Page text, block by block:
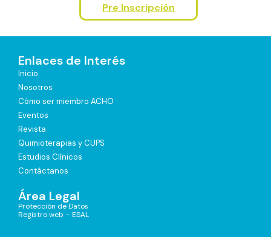
Pre Inscripción
Enlaces de Interés
Inicio
Nosotros
Cómo ser miembro ACHO
Eventos
Revista
Quimioterapias y CUPS
Estudios Clínicos
Contáctanos
Área Legal
Protección de Datos
Registro web – ESAL